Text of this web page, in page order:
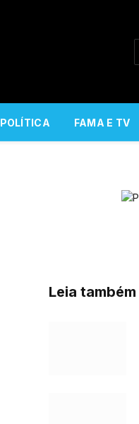
POLÍTICA FAMA E TV
Leia também